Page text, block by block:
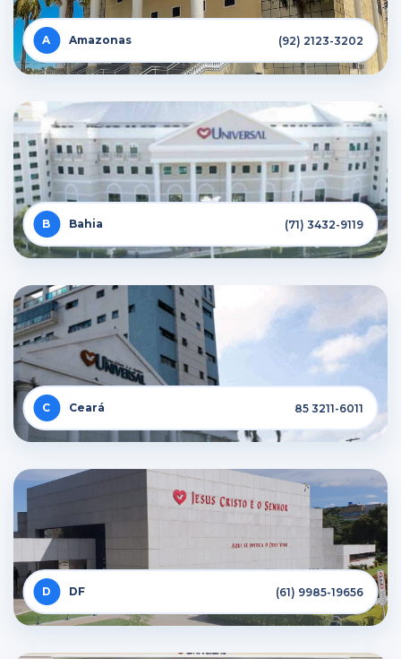
Amazonas (92) 2123-3202
Bahia (71) 3432-9119
Ceará 85 3211-6011
DF (61) 9985-19656